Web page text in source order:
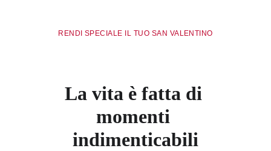
RENDI SPECIALE IL TUO SAN VALENTINO
La vita è fatta di
momenti
indimenticabili